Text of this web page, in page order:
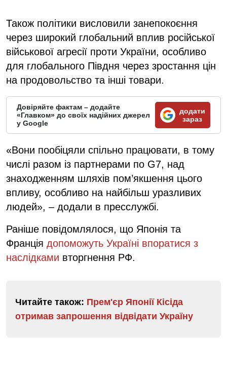
Також політики висловили занепокоєння
через широкий глобальний вплив російської
військової агресії проти України, особливо
для глобального Півдня через зростання цін
на продовольство та інші товари.
Довіряйте фактам – додайте
«Главком» до своїх надійних джерел
у Google
додати
зараз
«Вони пообіцяли спільно працювати, в тому
числі разом із партнерами по G7, над
знаходженням шляхів пом’якшення цього
впливу, особливо на найбільш уразливих
людей», – додали в пресслужбі.
Раніше повідомлялося, що Японія та
Франція допоможуть Україні впоратися з
наслідками вторгнення РФ.
Читайте також: Прем'єр Японії Кісіда
отримав запрошення відвідати Україну